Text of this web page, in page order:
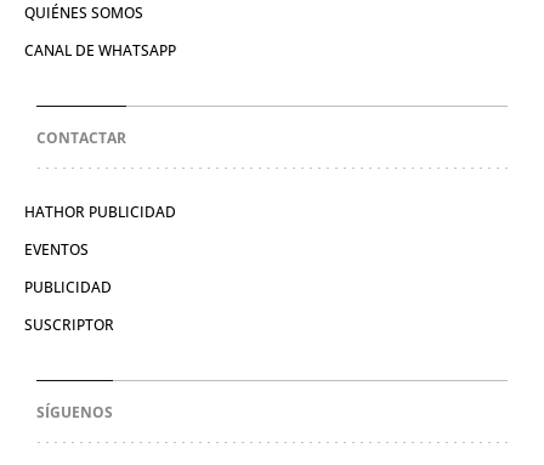
QUIÉNES SOMOS
CANAL DE WHATSAPP
CONTACTAR
HATHOR PUBLICIDAD
EVENTOS
PUBLICIDAD
SUSCRIPTOR
SÍGUENOS